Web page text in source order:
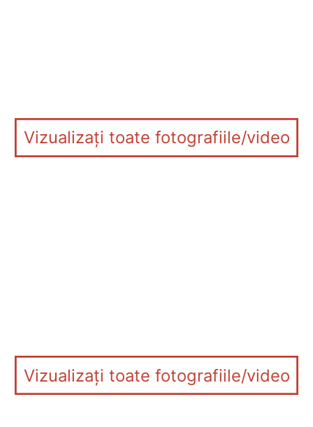
Vizualizați toate fotografiile/video
Vizualizați toate fotografiile/video